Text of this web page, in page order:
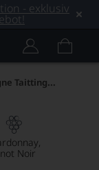
- exklusiv
Champagne Taittinger Réserve FIFA Edition
Noir